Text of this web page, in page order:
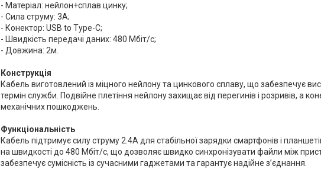
- Матеріал: нейлон+сплав цинку;
- Сила струму: 3А;
- Конектор: USB to Type-C;
- Швидкість передачі даних: 480 Мбіт/c;
- Довжина: 2м.
Конструкція
Кабель виготовлений із міцного нейлону та цинкового сплаву, що забезпечує
термін служби. Подвійне плетіння нейлону захищає від перегинів і розривів, а
механічних пошкоджень.
Функціональність
Кабель підтримує силу струму 2.4А для стабільної зарядки смартфонів і
на швидкості до 480 Мбіт/с, що дозволяє швидко синхронізувати файли між
забезпечує сумісність із сучасними гаджетами та гарантує надійне з’єднання.